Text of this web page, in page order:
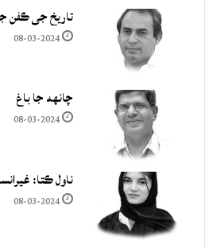
تاريخ جي ڪفن
08-03-2024
چانهه جا باغ
08-03-2024
ناول ڪتا:
08-03-2024